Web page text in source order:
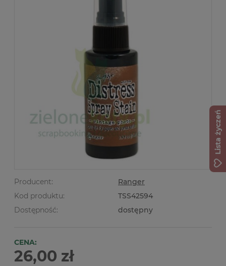
Producent:
Ranger
Kod produktu:
TSS42594
Dostępność:
dostępny
CENA:
26,00 zł
Lista życzeń